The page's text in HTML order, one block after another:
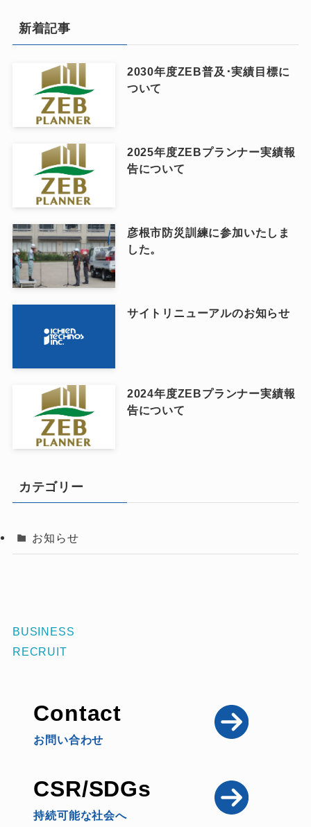
新着記事
2030年度ZEB普及･実績目標に
ついて
2025年度ZEBプランナー実績報
告について
彦根市防災訓練に参加いたしま
した。
サイトリニューアルのお知らせ
2024年度ZEBプランナー実績報
告について
カテゴリー
お知らせ
BUSINESS
RECRUIT
Contact
お問い合わせ
CSR/SDGs
持続可能な社会へ